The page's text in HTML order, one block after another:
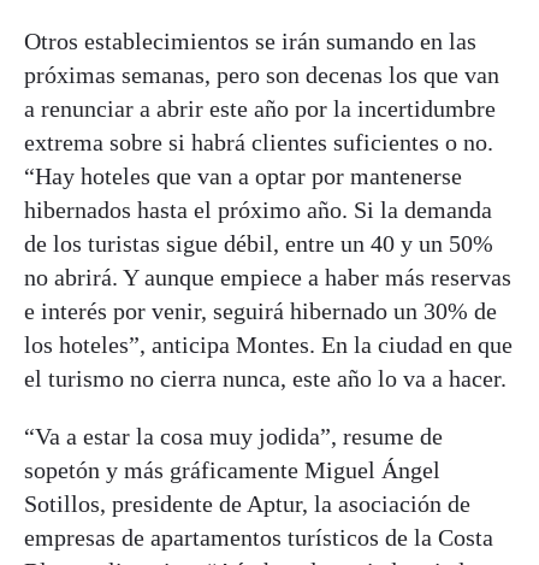
Otros establecimientos se irán sumando en las
próximas semanas, pero son decenas los que van
a renunciar a abrir este año por la incertidumbre
extrema sobre si habrá clientes suficientes o no.
“Hay hoteles que van a optar por mantenerse
hibernados hasta el próximo año. Si la demanda
de los turistas sigue débil, entre un 40 y un 50%
no abrirá. Y aunque empiece a haber más reservas
e interés por venir, seguirá hibernado un 30% de
los hoteles”, anticipa Montes. En la ciudad en que
el turismo no cierra nunca, este año lo va a hacer.
“Va a estar la cosa muy jodida”, resume de
sopetón y más gráficamente Miguel Ángel
Sotillos, presidente de Aptur, la asociación de
empresas de apartamentos turísticos de la Costa